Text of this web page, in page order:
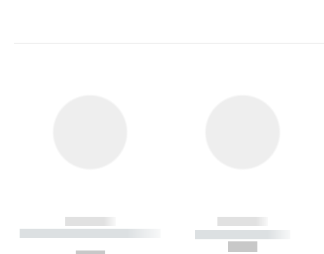
------------
----------- ----------- ----------
------------
----------- -----------